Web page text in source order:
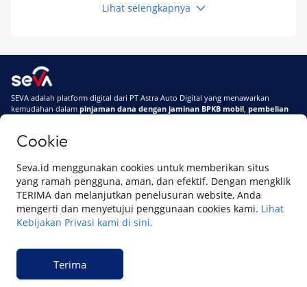
Cookie
Seva.id menggunakan cookies untuk memberikan situs
yang ramah pengguna, aman, dan efektif. Dengan mengklik
TERIMA dan melanjutkan penelusuran website, Anda
mengerti dan menyetujui penggunaan cookies kami. Lihat
Kebijakan Privasi kami di sini.
Terima
Keuangan
Terpercaya
Telat Bayar Pinjol 2 Hari, Apakah Langsung
Masuk BI Checking? Simak Peraturan
Lihat selengkapnya
SEVA adalah platform digital dari PT Astra Auto Digital yang menawarkan
kemudahan dalam pinjaman dana dengan jaminan BPKB mobil pembelian
Di SEVA, BPKB mobilmu #BisaJadiDuit
Tentang SEVASyarat & Ketentuan
Pemberitahuan Privasi
© 2023 Copyright SEVA